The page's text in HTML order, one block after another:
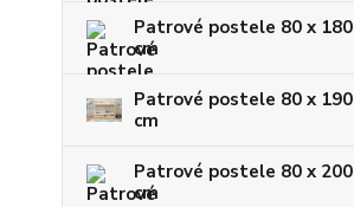
Patrové postele 80 x 180
cm
Patrové postele 80 x 190
cm
Patrové postele 80 x 200
cm